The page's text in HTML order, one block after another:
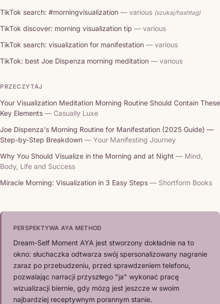
TikTok search: #morningvisualization — various (szukaj/hashtag)
TikTok discover: morning visualization tip — various
TikTok search: visualization for manifestation — various
TikTok: best Joe Dispenza morning meditation — various
PRZECZYTAJ
Your Visualization Meditation Morning Routine Should Contain These
Key Elements — Casually Luxe
Joe Dispenza's Morning Routine for Manifestation (2025 Guide) —
Step-by-Step Breakdown — Your Manifesting Journey
Why You Should Visualize in the Morning and at Night — Mind,
Body, Life and Success
Miracle Morning: Visualization in 3 Easy Steps — Shortform Books
PERSPEKTYWA AYA METHOD
Dream-Self Moment AYA jest stworzony dokładnie na to
okno: słuchaczka odtwarza swój spersonalizowany nagranie
zaraz po przebudzeniu, przed sprawdzeniem telefonu,
pozwalając narracji przyszłego "ja" wykonać pracę
wizualizacji biernie, gdy mózg jest jeszcze w swoim
najbardziej receptywnym porannym stanie.